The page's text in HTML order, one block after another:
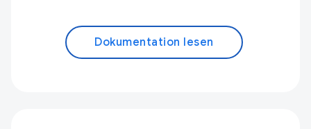
Dokumentation lesen